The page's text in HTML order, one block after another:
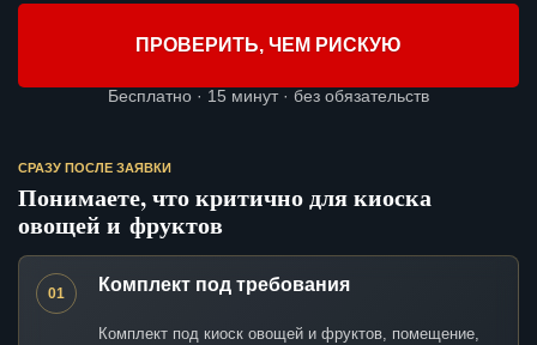
ПРОВЕРИТЬ, ЧЕМ РИСКУЮ
Бесплатно · 15 минут · без обязательств
СРАЗУ ПОСЛЕ ЗАЯВКИ
Понимаете, что критично для киоска
овощей и фруктов
01 Комплект под требования
Комплект под киоск овощей и фруктов, помещение,